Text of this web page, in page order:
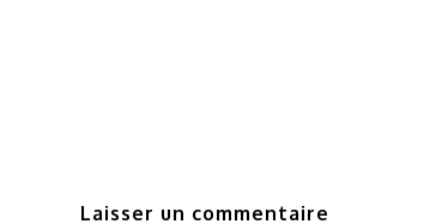
Laisser un commentaire